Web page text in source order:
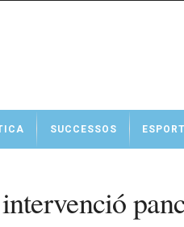
SUCCESSOS